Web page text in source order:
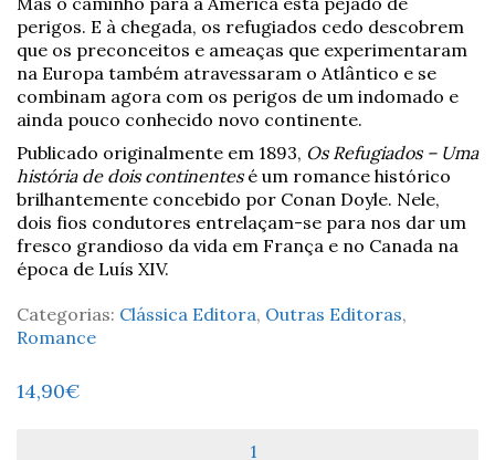
perigos. E à chegada, os refugiados cedo descobrem
que os preconceitos e ameaças que experimentaram
na Europa também atravessaram o Atlântico e se
combinam agora com os perigos de um indomado e
ainda pouco conhecido novo continente.
Publicado originalmente em 1893, Os Refugiados – Uma
história de dois continentesé um romance histórico
brilhantemente concebido por Conan Doyle. Nele,
dois fios condutores entrelaçam-se para nos dar um
fresco grandioso da vida em França e no Canada na
época de Luís XIV.
Categorias: Clássica Editora, Outras Editoras,
Romance
14,90€